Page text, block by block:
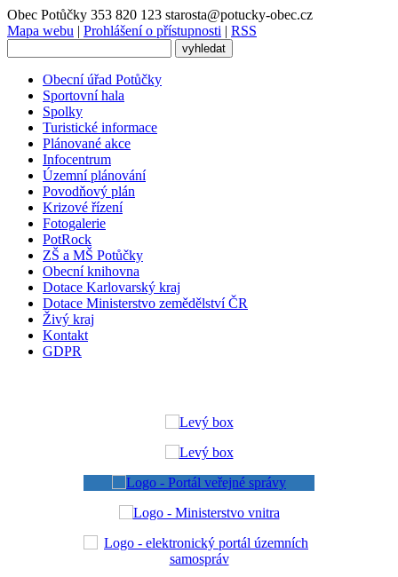
Obec Potůčky 353 820 123 starosta@potucky-obec.cz
Mapa webu | Prohlášení o přístupnosti | RSS
Obecní úřad Potůčky
Sportovní hala
Spolky
Turistické informace
Plánované akce
Infocentrum
Územní plánování
Povodňový plán
Krizové řízení
Fotogalerie
PotRock
ZŠ a MŠ Potůčky
Obecní knihovna
Dotace Karlovarský kraj
Dotace Ministerstvo zemědělství ČR
Živý kraj
Kontakt
GDPR